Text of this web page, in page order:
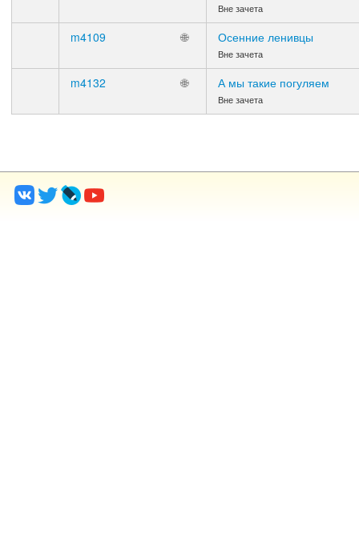
Вне зачета
m4109 🌐 Осенние ленивцы
Вне зачета
m4132 🌐 А мы такие погуляем
Вне зачета